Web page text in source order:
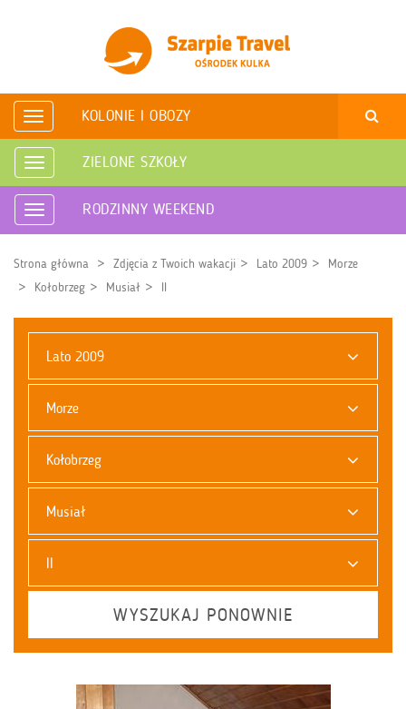
Rozwiń
nawigację
KOLONIE I OBOZY
Rozwiń
nawigację
ZIELONE SZKOŁY
Rozwiń
nawigację
RODZINNY WEEKEND
Strona główna Zdjęcia z Twoich wakacji Lato 2009
Morze
Kołobrzeg
Musiał II
Lato 2009
Morze
Kołobrzeg
Musiał
II
WYSZUKAJ PONOWNIE